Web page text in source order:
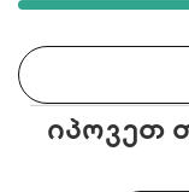
იპოვეთ